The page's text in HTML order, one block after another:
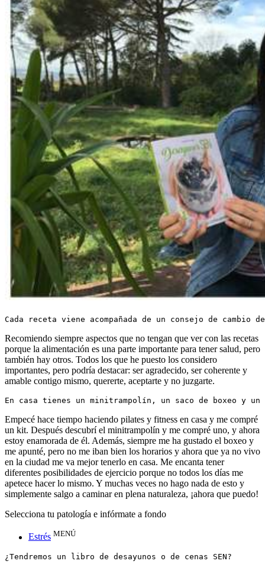
Cada receta viene acompañada de un consejo de
Recomiendo siempre aspectos que no tengan que ver con las recetas
porque la alimentación es una parte importante para tener salud, pero
también hay otros. Todos los que he puesto los considero
importantes, pero podría destacar: ser agradecido, ser coherente y
amable contigo mismo, quererte, aceptarte y no juzgarte.
En casa tienes un minitrampolín, un saco de boxeo y
Empecé hace tiempo haciendo pilates y fitness en casa y me compré
un kit. Después descubrí el minitrampolín y me compré uno, y ahora
estoy enamorada de él. Además, siempre me ha gustado el boxeo y
me apunté, pero no me iban bien los horarios y ahora que ya no vivo
en la ciudad me va mejor tenerlo en casa. Me encanta tener
diferentes posibilidades de ejercicio porque no todos los días me
apetece hacer lo mismo. Y muchas veces no hago nada de esto y
simplemente salgo a caminar en plena naturaleza, ¡ahora que puedo!
Selecciona tu patología e infórmate a fondo
Estrés MENÚ
¿Tendremos un libro de desayunos o de cenas SEN?